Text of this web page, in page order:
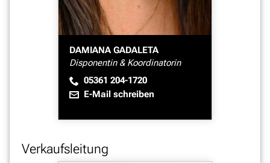
DAMIANA GADALETA
Disponentin & Koordinatorin
05361 204-1720
E-Mail schreiben
Verkaufsleitung